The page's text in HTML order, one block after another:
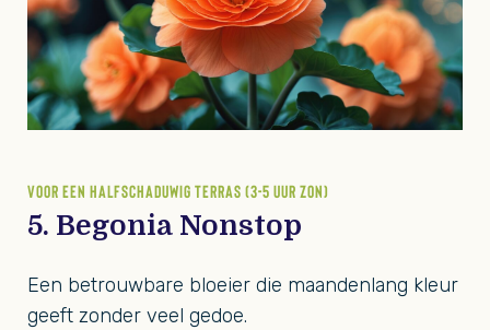
VOOR EEN HALFSCHADUWIG TERRAS (3-5 UUR ZON)
5. Begonia Nonstop
Een betrouwbare bloeier die maandenlang kleur
geeft zonder veel gedoe.